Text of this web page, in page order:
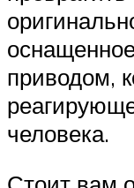
приводом,
человека.